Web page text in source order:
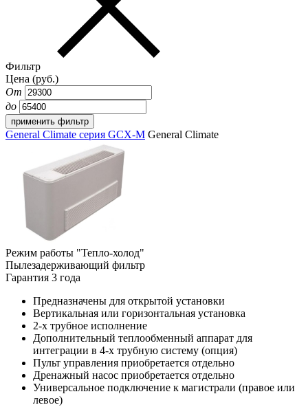
Фильтр
Цена (руб.)
От
до
General Climate серия GCX-M General Climate
Режим работы "Тепло-холод"
Пылезадерживающий фильтр
Гарантия 3 года
Предназначены для открытой установки
Вертикальная или горизонтальная установка
2-х трубное исполнение
Дополнительный теплообменный аппарат для
интеграции в 4-х трубную систему (опция)
Пульт управления приобретается отдельно
Дренажный насос приобретается отдельно
Универсальное подключение к магистрали (правое или
левое)